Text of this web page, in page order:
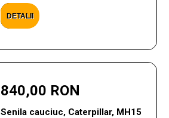
DETALII
840,00 RON
Senila cauciuc, Caterpillar, MH15